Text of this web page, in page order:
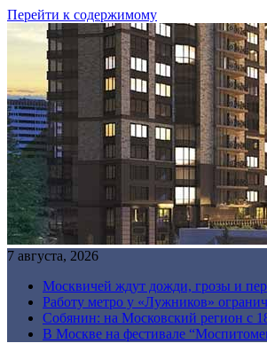
Перейти к содержимому
7 августа, 2026
Москвичей ждут дожди, грозы и
Работу метро у «Лужников»
Собянин: на Московский регион с
В Москве на фестивале